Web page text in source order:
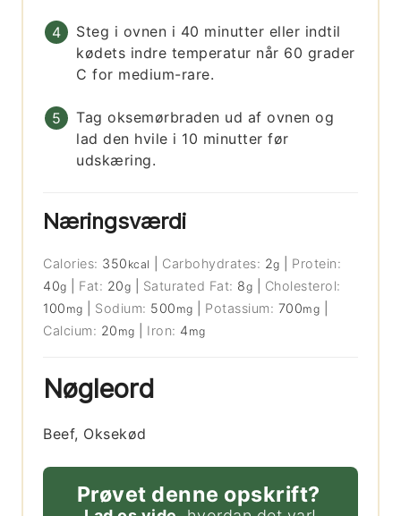
Steg i ovnen i 40 minutter eller indtil
kødets indre temperatur når 60 grader
C for medium-rare.
Tag oksemørbraden ud af ovnen og
lad den hvile i 10 minutter før
udskæring.
Næringsværdi
Calories: 350 kcal Carbohydrates: 2g
Protein:
40g Fat: 20g Saturated Fat: 8g
Cholesterol:
100 mg Sodium: 500 mg Potassium: 700mg
Calcium: 20 mg Iron: 4 mg
Nøgleord
Beef, Oksekød
Prøvet denne opskrift?